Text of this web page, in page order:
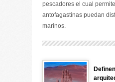
pescadores el cual
antofagastinas puedan
marinos.